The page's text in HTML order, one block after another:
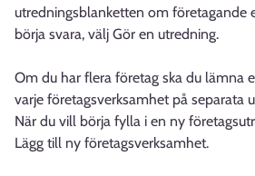
utredningsblanketten om företagande
börja svara, välj Gör en utredning.
Om du har flera företag ska du lämna
varje företagsverksamhet på separata
När du vill börja fylla i en ny
Lägg till ny företagsverksamhet.